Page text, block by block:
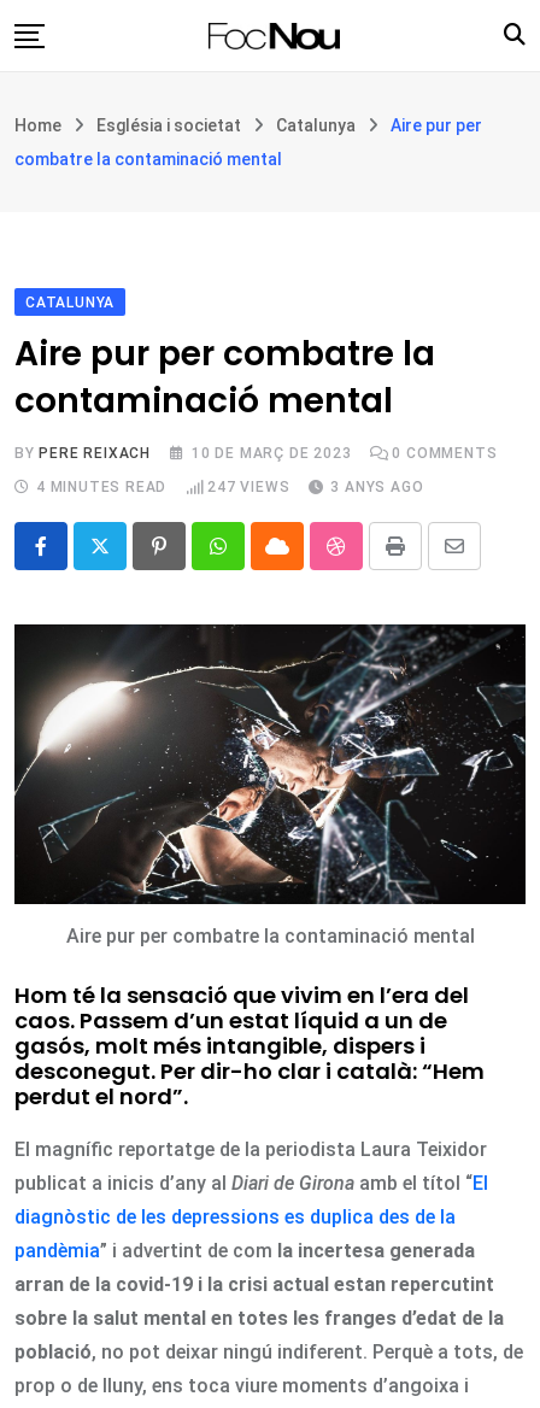
to
Filosofia i teologia
Botiga
Home Església i societat Catalunya
Aire pur per
combatre la contaminació mental
CATALUNYA
Aire pur per combatre la
contaminació mental
BY PERE REIXACH 10 DE MARÇ DE 2023 0 COMMENTS
4 MINUTES READ
247 VIEWS 3 ANYS AGO
PinterestWhatsappCloud StumbleUpon
Print
Share
Email
Aire pur per combatre la contaminació mental
Hom té la sensació que vivim en l’era del
caos. Passem d’un estat líquid a un de
gasós, molt més intangible, dispers i
desconegut. Per dir-ho clar i català: “Hem
perdut el nord”.
El magnífic reportatge de la periodista Laura Teixidor
publicat a inicis d’any al Diari de Girona amb el títol “El
diagnòstic de les depressions es duplica des de la
pandèmia” i advertint de com la incertesa generada
arran de la covid-19 i la crisi actual estan repercutint
sobre la salut mental en totes les franges d’edat de la
població, no pot deixar ningú indiferent. Perquè a tots, de
prop o de lluny, ens toca viure moments d’angoixa i